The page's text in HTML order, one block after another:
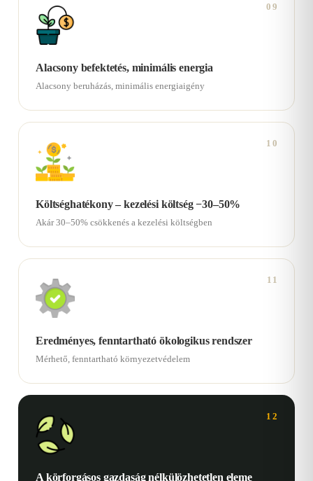
09
Alacsony befektetés, minimális energia
Alacsony beruházás, minimális energiaigény
10
Költséghatékony – kezelési költség −30–50%
Akár 30–50% csökkenés a kezelési költségben
11
Eredményes, fenntartható ökologikus rendszer
Mérhető, fenntartható környezetvédelem
12
A körforgásos gazdaság nélkülözhetetlen eleme